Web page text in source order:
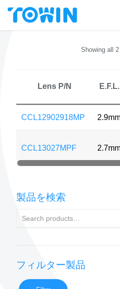
Showing all
Lens P/N E.F.L.
CCL12902918MP
CCL13027MPF
製品を検索
フィルター製品